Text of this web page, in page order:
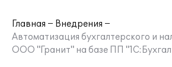
Главная
Внедрения
Автоматизация бухгалтерского и
ООО "Гранит" на базе ПП